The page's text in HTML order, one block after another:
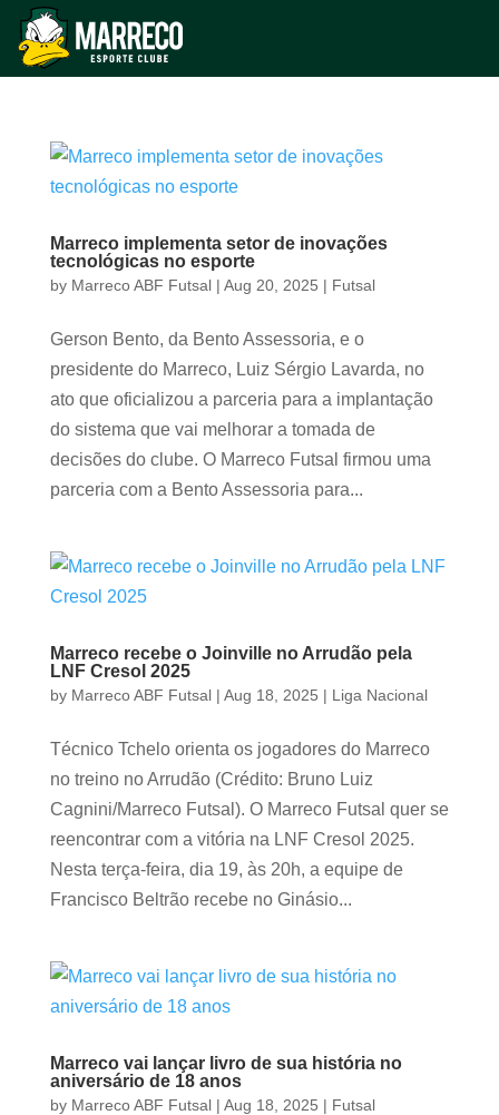
Marreco implementa setor de inovações
tecnológicas no esporte
by Marreco ABF Futsal| Aug 20, 2025 | Futsal
Gerson Bento, da Bento Assessoria, e o
presidente do Marreco, Luiz Sérgio Lavarda, no
ato que oficializou a parceria para a implantação
do sistema que vai melhorar a tomada de
decisões do clube. O Marreco Futsal firmou uma
parceria com a Bento Assessoria para...
Marreco recebe o Joinville no Arrudão pela
LNF Cresol 2025
by Marreco ABF Futsal| Aug 18, 2025 | Liga Nacional
Técnico Tchelo orienta os jogadores do Marreco
no treino no Arrudão (Crédito: Bruno Luiz
Cagnini/Marreco Futsal). O Marreco Futsal quer se
reencontrar com a vitória na LNF Cresol 2025.
Nesta terça-feira, dia 19, às 20h, a equipe de
Francisco Beltrão recebe no Ginásio...
Marreco vai lançar livro de sua história no
aniversário de 18 anos
by Marreco ABF Futsal| Aug 18, 2025 | Futsal